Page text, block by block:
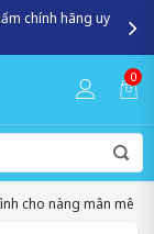
chính hãng uy
0
cho nàng mân mê